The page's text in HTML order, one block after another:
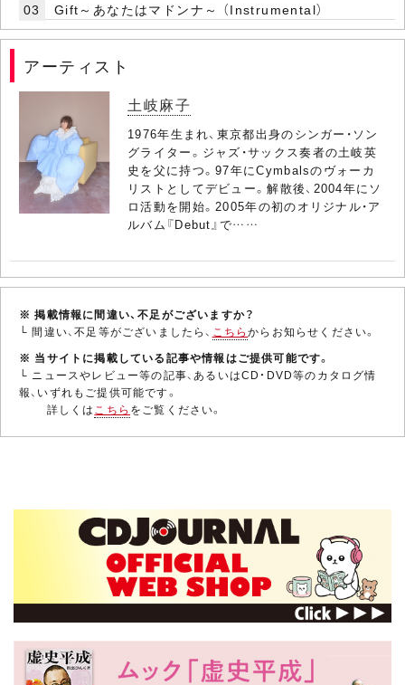
03
Gift～あなたはマドンナ～ （Instrumental）
アーティスト
土岐麻子
1976年生まれ、東京都出身のシンガー・ソン
グライター。ジャズ・サックス奏者の土岐英
史を父に持つ。97年にCymbalsのヴォーカ
リストとしてデビュー。解散後、2004年にソ
ロ活動を開始。2005年の初のオリジナル・ア
ルバム『Debut』で……
※ 掲載情報に間違い、不足がございますか？
└ 間違い、不足等がございましたら、 こちらからお知らせください。
※ 当サイトに掲載している記事や情報はご提供可能です。
└ ニュースやレビュー等の記事、あるいはCD・DVD等のカタログ情
報、いずれもご提供可能です。
詳しくはこちら をご覧ください。